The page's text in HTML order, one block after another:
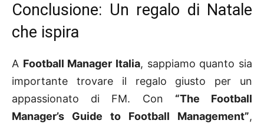
Conclusione: Un regalo di Natale
che ispira
A Football Manager Italia, sappiamo quanto sia
importante trovare il regalo giusto per un
appassionato di FM. Con “The Football
Manager’s Guide to Football Management”,